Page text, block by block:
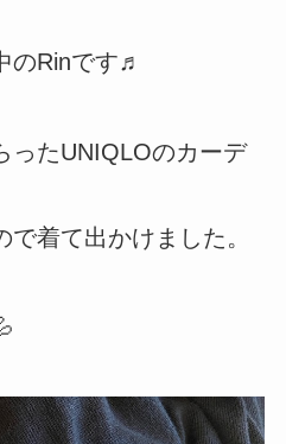
のRinです♬
ったUNIQLOのカーデ
着て出かけました。